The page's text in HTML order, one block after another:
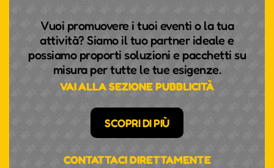
eines: extrem leidenschaftlich in allem, was sie tut.
Die Südtiroler Klarinettistin hat geschafft, was vor
ihr noch keiner Frau gelungen ist, nämlich ins
Klarinettenregister der Wiener Philharmoniker
gerade ihren Kindheitstraum vom Dirigieren und
spielt auch noch Fußball.
Vuoi promuovere i tuoi eventi o la tua
attività? Siamo il tuo partner ideale e
possiamo proporti soluzioni e pacchetti su
misura per tutte le tue esigenze.
VAI ALLA SEZIONE PUBBLICITÀ
SCOPRI DI PIÙ
CONTATTACI DIRETTAMENTE